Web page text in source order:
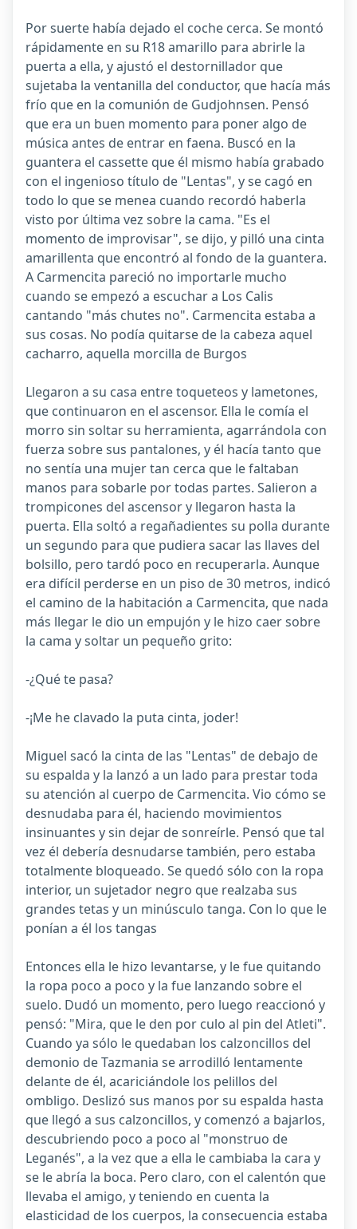
Por suerte había dejado el coche cerca. Se montó
rápidamente en su R18 amarillo para abrirle la
puerta a ella, y ajustó el destornillador que
sujetaba la ventanilla del conductor, que hacía más
frío que en la comunión de Gudjohnsen. Pensó
que era un buen momento para poner algo de
música antes de entrar en faena. Buscó en la
guantera el cassette que él mismo había grabado
con el ingenioso título de "Lentas", y se cagó en
todo lo que se menea cuando recordó haberla
visto por última vez sobre la cama. "Es el
momento de improvisar", se dijo, y pilló una cinta
amarillenta que encontró al fondo de la guantera.
A Carmencita pareció no importarle mucho
cuando se empezó a escuchar a Los Calis
cantando "más chutes no". Carmencita estaba a
sus cosas. No podía quitarse de la cabeza aquel
cacharro, aquella morcilla de Burgos
Llegaron a su casa entre toqueteos y lametones,
que continuaron en el ascensor. Ella le comía el
morro sin soltar su herramienta, agarrándola con
fuerza sobre sus pantalones, y él hacía tanto que
no sentía una mujer tan cerca que le faltaban
manos para sobarle por todas partes. Salieron a
trompicones del ascensor y llegaron hasta la
puerta. Ella soltó a regañadientes su polla durante
un segundo para que pudiera sacar las llaves del
bolsillo, pero tardó poco en recuperarla. Aunque
era difícil perderse en un piso de 30 metros, indicó
el camino de la habitación a Carmencita, que nada
más llegar le dio un empujón y le hizo caer sobre
la cama y soltar un pequeño grito:
-¿Qué te pasa?
-¡Me he clavado la puta cinta, joder!
Miguel sacó la cinta de las "Lentas" de debajo de
su espalda y la lanzó a un lado para prestar toda
su atención al cuerpo de Carmencita. Vio cómo se
desnudaba para él, haciendo movimientos
insinuantes y sin dejar de sonreírle. Pensó que tal
vez él debería desnudarse también, pero estaba
totalmente bloqueado. Se quedó sólo con la ropa
interior, un sujetador negro que realzaba sus
grandes tetas y un minúsculo tanga. Con lo que le
ponían a él los tangas
Entonces ella le hizo levantarse, y le fue quitando
la ropa poco a poco y la fue lanzando sobre el
suelo. Dudó un momento, pero luego reaccionó y
pensó: "Mira, que le den por culo al pin del Atleti".
Cuando ya sólo le quedaban los calzoncillos del
demonio de Tazmania se arrodilló lentamente
delante de él, acariciándole los pelillos del
ombligo. Deslizó sus manos por su espalda hasta
que llegó a sus calzoncillos, y comenzó a bajarlos,
descubriendo poco a poco al "monstruo de
Leganés", a la vez que a ella le cambiaba la cara y
se le abría la boca. Pero claro, con el calentón que
llevaba el amigo, y teniendo en cuenta la
elasticidad de los cuerpos, la consecuencia estaba